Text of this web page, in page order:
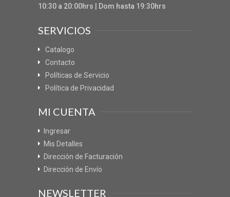
10:30 a 20:00hrs | Dom hasta 19:30hrs
SERVICIOS
Catalogo
Contacto
Políticas de Servicio
Política de Privacidad
MI CUENTA
Ingresar
Mis Detalles
Dirección de Facturación
Dirección de Envío
NEWSLETTER